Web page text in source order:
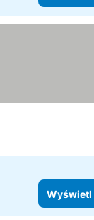
Wyświetl